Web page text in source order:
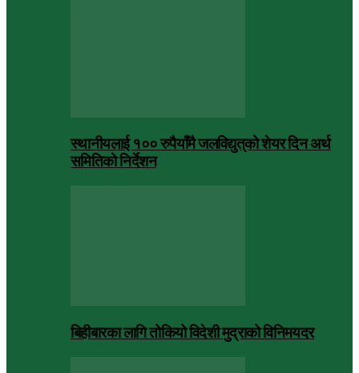
स्थानीयलाई १०० रुपैयाँमै जलविद्युत्‌को शेयर दिन अर्थ
समितिको निर्देशन
बिहीबारका लागि तोकियो विदेशी मुद्राको विनिमयदर